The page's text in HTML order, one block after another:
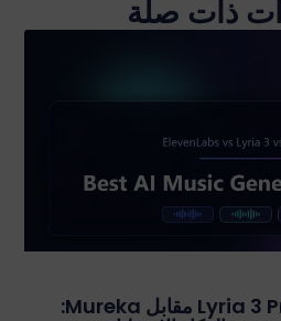
ذات صلة
ElevenLabs مقابل Lyria 3 Pro مقابل Mureka: